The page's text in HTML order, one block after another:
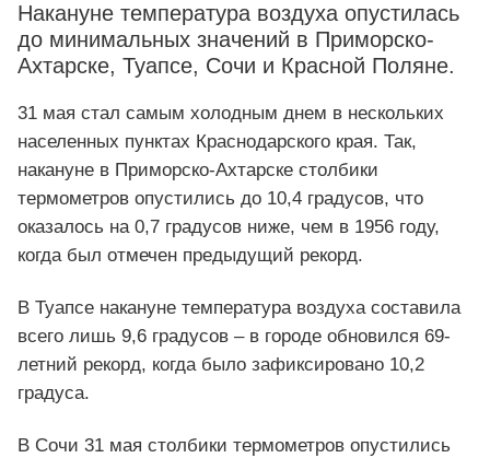
Накануне температура воздуха опустилась
до минимальных значений в Приморско-
Ахтарске, Туапсе, Сочи и Красной Поляне.
31 мая стал самым холодным днем в нескольких
населенных пунктах Краснодарского края. Так,
накануне в Приморско-Ахтарске столбики
термометров опустились до 10,4 градусов, что
оказалось на 0,7 градусов ниже, чем в 1956 году,
когда был отмечен предыдущий рекорд.
В Туапсе накануне температура воздуха составила
всего лишь 9,6 градусов – в городе обновился 69-
летний рекорд, когда было зафиксировано 10,2
градуса.
В Сочи 31 мая столбики термометров опустились